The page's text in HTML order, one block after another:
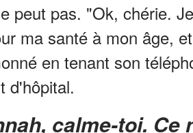
peut pas. "Ok, chérie.
ma santé à mon âge,
en tenant son
d'hôpital.